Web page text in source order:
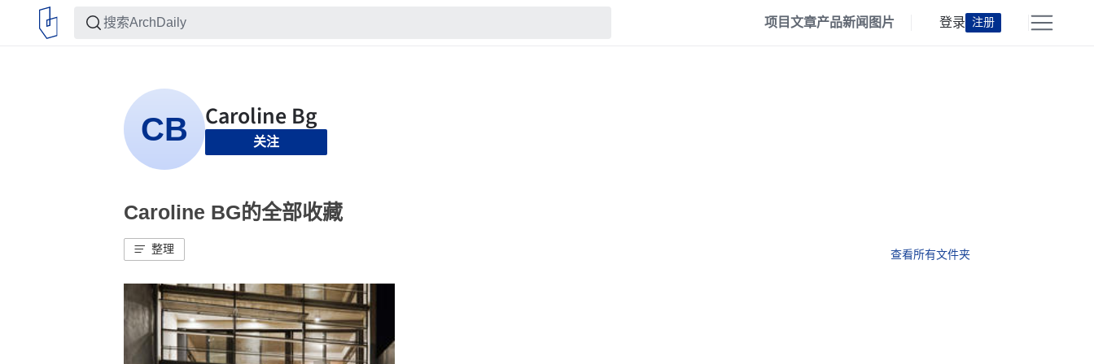
项目文章产品新闻 图片 登录 注册
关注
Caroline BG的全部收藏
整理 查看所有文件夹